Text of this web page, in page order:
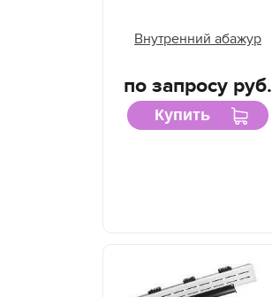
Внутренний абажур
по запросу руб.
Купить